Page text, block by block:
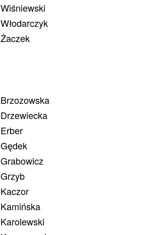
Wiśniewski
Włodarczyk
Żaczek
Brzozowska
Drzewiecka
Erber
Gędek
Grabowicz
Grzyb
Kaczor
Kamińska
Karolewski